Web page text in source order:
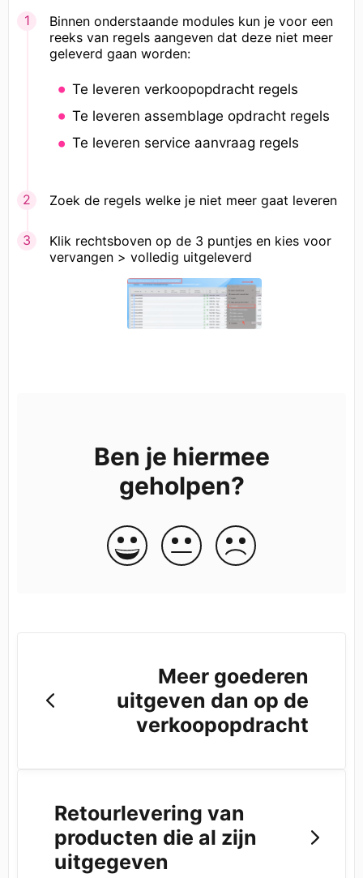
Binnen onderstaande modules kun je voor een
reeks van regels aangeven dat deze niet meer
geleverd gaan worden:
Te leveren verkoopopdracht regels
Te leveren assemblage opdracht regels
Te leveren service aanvraag regels
Zoek de regels welke je niet meer gaat leveren
Klik rechtsboven op de 3 puntjes en kies voor
vervangen > volledig uitgeleverd
Ben je hiermee
geholpen?
Meer goederen
uitgeven dan op de
verkoopopdracht
Retourlevering van
producten die al zijn
uitgegeven